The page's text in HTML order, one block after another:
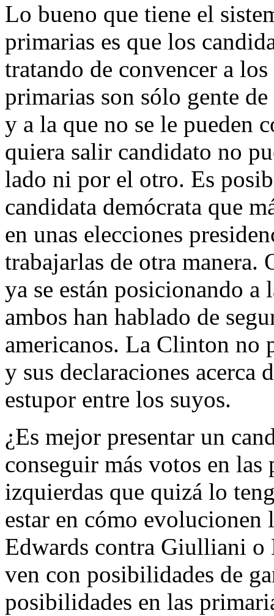
Lo bueno que tiene el
primarias es que los
tratando de convencer a
primarias son sólo gente
y a la que no se le pueden
quiera salir candidato no
lado ni por el otro. Es
candidata demócrata que
en unas elecciones
trabajarlas de otra manera.
ya se están posicionando a
ambos han hablado de
americanos. La Clinton no
y sus declaraciones acerca
estupor entre los suyos.
¿Es mejor presentar un
conseguir más votos en
izquierdas que quizá lo
estar en cómo evolucionen
Edwards contra Giulliani o
ven con posibilidades de
posibilidades en las